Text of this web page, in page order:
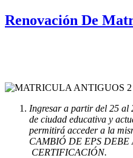
Renovación De
Ingresar a partir del 25 al
de ciudad educativa y
permitirá acceder a la
CAMBIÓ DE EPS DEBE